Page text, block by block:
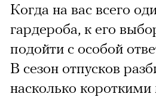
Когда на вас всего
гардероба, к его
подойти с особой
В сезон отпусков
насколько короткими